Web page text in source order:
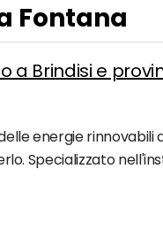
Fontana
a Brindisi e
energie rinnovabili
Specializzato